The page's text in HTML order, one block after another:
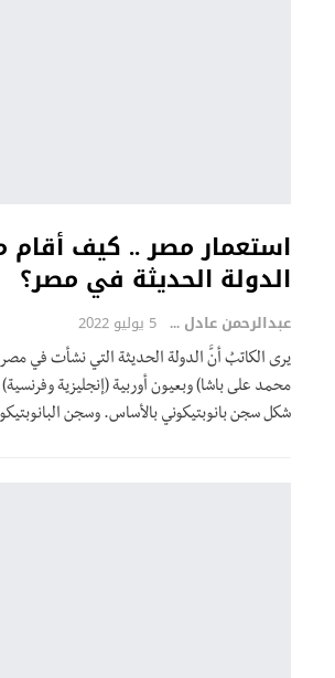
استعمار مصر .. كيف
الدولة الحديثة في مصر؟
عبدالرحمن عادل 5 يوليو 2022
يرى الكاتبُ أنَّ الدولة الحديثة التي نشأت في مصر
محمد على باشا) وبعيون أوربية (إنجليزية
شكل سجن بانوبتيكوني بالأساس. وسجن